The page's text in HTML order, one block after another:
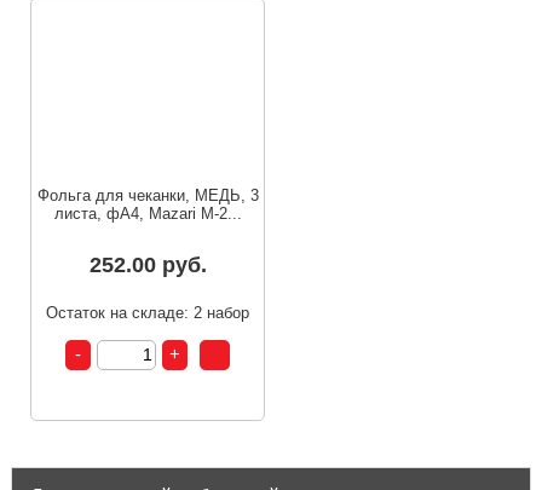
Фольга для чеканки, МЕДЬ, 3
листа, фА4, Mazari M-2...
252.00 руб.
Остаток на складе: 2 набор